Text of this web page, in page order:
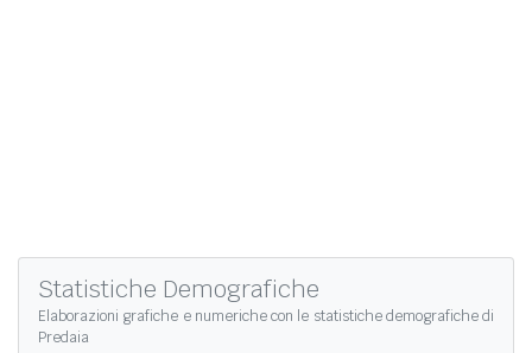
Statistiche Demografiche
Elaborazioni grafiche e numeriche con le statistiche demografiche di
Predaia